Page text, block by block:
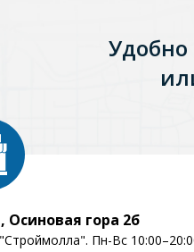
Осиновая гора 2б
Пн-Вс